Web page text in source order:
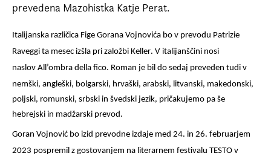
prevedena Mazohistka Katje Perat.
Italijanska različica Fige Gorana Vojnovića bo v prevodu Patrizie
Raveggi ta mesec izšla pri založbi Keller. V italijanščini nosi
naslov All’ombra della fico. Roman je bil do sedaj preveden tudi v
nemški, angleški, bolgarski, hrvaški, arabski, litvanski, makedonski,
poljski, romunski, srbski in švedski jezik, pričakujemo pa še
hebrejski in madžarski prevod.
Goran Vojnović bo izid prevodne izdaje med 24. in 26. februarjem
2023 pospremil z gostovanjem na literarnem festivalu TESTO v